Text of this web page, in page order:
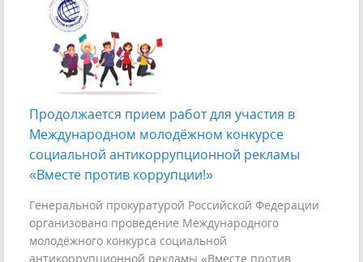
Продолжается прием работ для участия в
Международном молодёжном конкурсе
социальной антикоррупционной рекламы
«Вместе против коррупции!»
Генеральной прокуратурой Российской Федерации
организовано проведение Международного
молодёжного конкурса социальной
антикоррупционной рекламы «Вместе против